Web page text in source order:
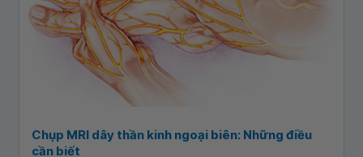
Chụp MRI dây thần kinh ngoại biên: Những điều
cần biết